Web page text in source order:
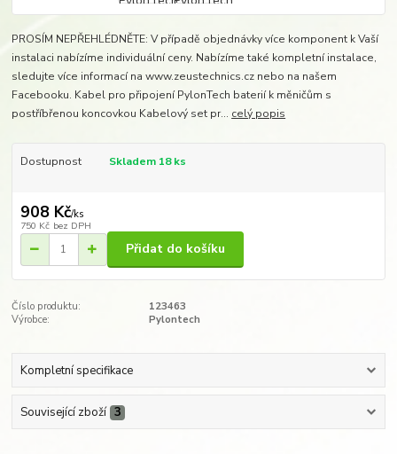
PROSÍM NEPŘEHLÉDNĚTE: V případě objednávky více komponent k Vaší
instalaci nabízíme individuální ceny. Nabízíme také kompletní instalace,
sledujte více informací na www.zeustechnics.cz nebo na našem
Facebooku. Kabel pro připojení PylonTech baterií k měničům s
postříbřenou koncovkou Kabelový set pr... celý popis
Dostupnost Skladem 18 ks
908 Kč/ks
750 Kč bez DPH
Přidat do košíku
Číslo produktu:
123463
Výrobce:
Pylontech
Kompletní specifikace
Související zboží 3